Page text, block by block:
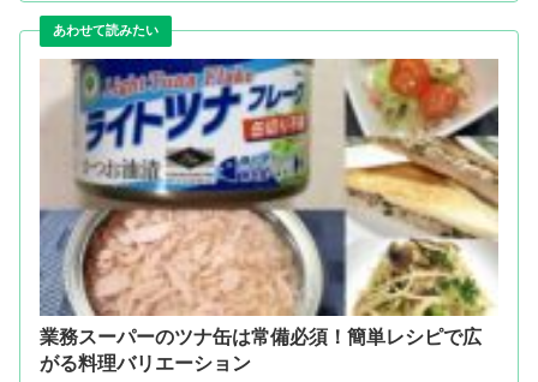
業務スーパーのツナ缶は常備必須！簡単レシピで広
がる料理バリエーション